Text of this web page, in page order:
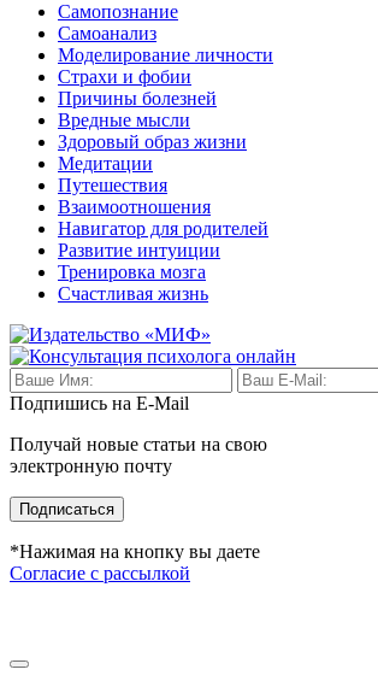
Самопознание
Самоанализ
Моделирование личности
Страхи и фобии
Причины болезней
Вредные мысли
Здоровый образ жизни
Медитации
Путешествия
Взаимоотношения
Навигатор для родителей
Развитие интуиции
Тренировка мозга
Счастливая жизнь
Подпишись на E-Mail
Получай новые статьи на свою
электронную почту
Подписаться
*Нажимая на кнопку вы даете
Согласие с рассылкой